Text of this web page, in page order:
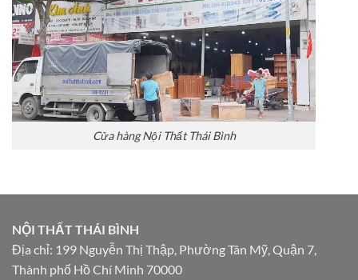
Cửa hàng Nội Thất Thái Bình
NỘI THẤT THÁI BÌNH
Địa chỉ: 199 Nguyễn Thị Thập, Phường Tân Mỹ, Quận 7,
Thành phố Hồ Chí Minh 70000